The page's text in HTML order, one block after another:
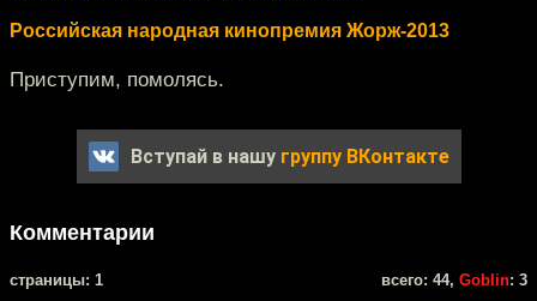
Российская народная кинопремия Жорж-2013
Приступим, помолясь.
Вступай в нашу группу ВКонтакте
Комментарии
cтраницы: 1 всего: 44, Goblin: 3